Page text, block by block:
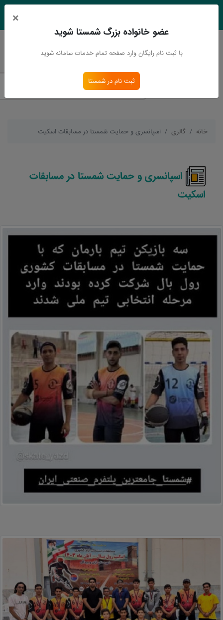
ورود
خانه گالری اسپانسری و حمایت شمستا در مسابقات اسکیت
اسپانسری و حمایت شمستا در مسابقات
اسکیت
×
عضو خانواده بزرگ شمستا شوید
با ثبت نام رایگان وارد صفحه تمام خدمات سامانه شوید
ثبت نام در شمستا